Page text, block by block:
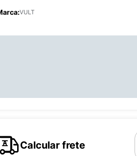
VULT
Calcular frete